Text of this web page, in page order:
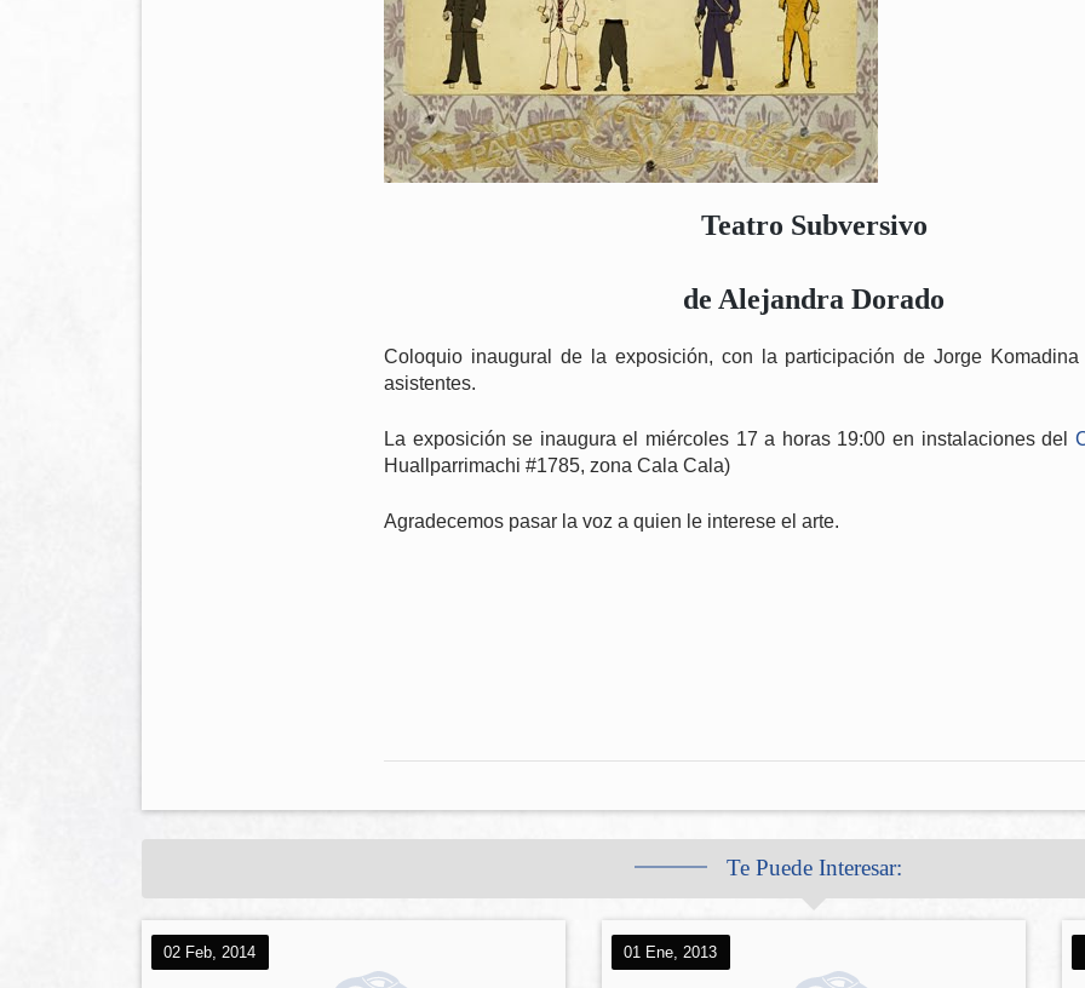
Teatro Subversivo
de Alejandra Dorado
Coloquio inaugural de la exposición, con la participación de Jorge
asistentes.
La exposición se inaugura el miércoles 17 a horas 19:00 en instalaciones del
Huallparrimachi #1785, zona Cala Cala)
Agradecemos pasar la voz a quien le interese el arte.
Te Puede Interesar:
02 Feb, 2014 01 Ene, 2013